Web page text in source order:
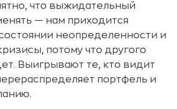
что выжидательный
— нам приходится
неопределенности и
потому что другого
Выигрывают те, кто видит
портфель и